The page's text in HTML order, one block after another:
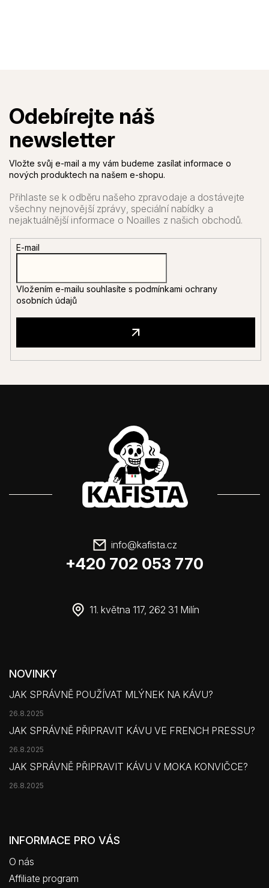
Vložte svůj e-mail a my vám budeme zasílat informace o
nových produktech na našem e-shopu.
E-mail
Vložením e-mailu souhlasíte s podmínkami ochrany
osobních údajů
info@kafista.cz
+420 702 053 770
11. května 117, 262 31 Milín
NOVINKY
JAK SPRÁVNĚ POUŽÍVAT MLÝNEK NA KÁVU?
26.8.2025
JAK SPRÁVNĚ PŘIPRAVIT KÁVU VE FRENCH PRESSU?
26.8.2025
JAK SPRÁVNĚ PŘIPRAVIT KÁVU V MOKA KONVIČCE?
26.8.2025
INFORMACE PRO VÁS
O nás
Affiliate program